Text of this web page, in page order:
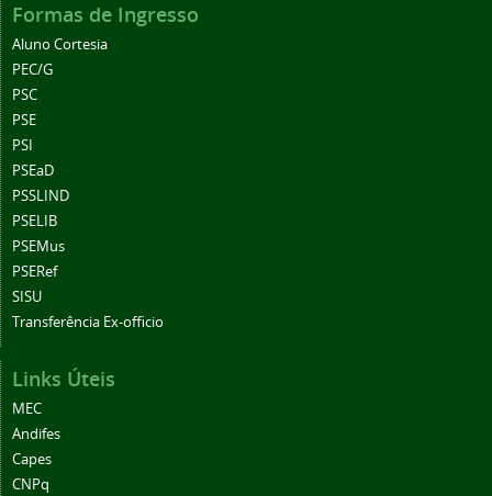
Formas de Ingresso
Aluno Cortesia
PEC/G
PSC
PSE
PSI
PSEaD
PSSLIND
PSELIB
PSEMus
PSERef
SISU
Transferência Ex-officio
Links Úteis
MEC
Andifes
Capes
CNPq